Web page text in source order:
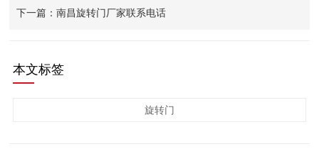
下一篇：南昌旋转门厂家联系电话
本文标签
旋转门